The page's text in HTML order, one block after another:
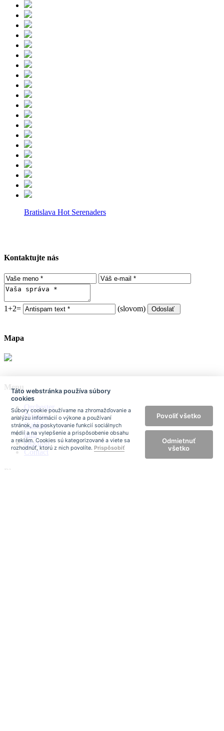
Bratislava Hot Serenaders
Kontaktujte nás
1+2= (slovom)
Mapa
Menu
Orchester
Dátumy
Galéria
Info
Obchod
Contact
Player
Táto webstránka používa súbory
cookies
Súbory cookie používame na zhromažďovanie a
analýzu informácií o výkone a používaní
stránok, na poskytovanie funkcií sociálnych
médií a na vylepšenie a prispôsobenie obsahu
a reklám. Cookies sú kategorizované a viete sa
rozhodnúť, ktorú z nich povolíte.Prispôsobiť
Povoliť všetko
Odmietnuť
všetko